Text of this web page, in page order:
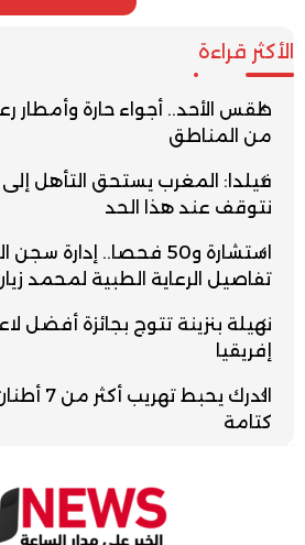
الأكثر قراءة
طقس الأحد.. أجواء حارة وأمطار
من المناطق
فيلدا: المغرب يستحق التأهل
نتوقف عند هذا الحد
استشارة و50 فحصا..
تفاصيل الرعاية الطبية لمحمد
نهيلة بنزينة تتوج بجائزة أفضل
إفريقيا
الدرك
كتامة